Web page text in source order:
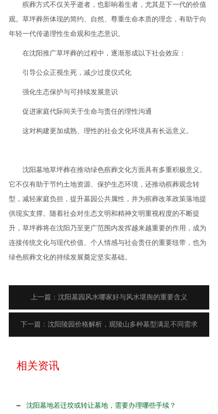
殡葬方式不仅关乎逝者，也影响着生者，尤其是下一代的价值
观。草坪葬所体现的简约、自然、尊重生命本质的理念，有助于向
年轻一代传递理性生命观和生态意识。
在沈阳推广草坪葬的过程中，逐渐形成以下社会效应：
引导公众正视生死，减少过度仪式化
强化生态保护与可持续发展意识
促进家庭代际间关于生命与责任的理性沟通
这对构建更加成熟、理性的社会文化环境具有长远意义。
沈阳墓地草坪葬在推动绿色殡葬文化方面具有多重积极意义。
它不仅有助于节约土地资源、保护生态环境，还推动殡葬观念转
型，减轻家庭负担，提升墓园公共属性，并为殡葬改革政策落地提
供现实支撑。随着社会对生态文明和精神文明重视程度的不断提
升，草坪葬将在沈阳乃至更广范围内发挥越来越重要的作用，成为
连接传统文化与现代价值、个人情感与社会责任的重要纽带，也为
绿色殡葬文化的持续发展奠定坚实基础。
上一篇：沈阳墓园风水哪家好与风水堪舆的重要含义
下一篇：沈阳陵园价格解析，观陵山多种墓型满足不同需求
相关资讯
沈阳墓地若迁坟或转让墓地，需要办理哪些手续？